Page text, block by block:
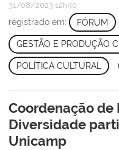
31/08/2023 12h40
registrado em: FÓRUM
GESTÃO E PRODUÇÃO
POLÍTICA CULTURAL
Coordenação
Diversidade
Unicamp